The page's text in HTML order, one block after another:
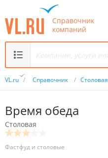
Справочник
компаний
VL.ru / Справочник / Столовая
Время обеда
Столовая
Фастфуд и столовые